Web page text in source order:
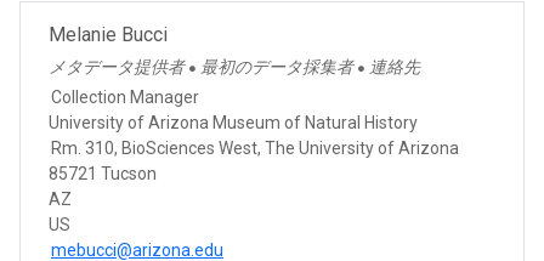
Melanie Bucci
メタデータ提供者 ● 最初のデータ採集者 ● 連絡先
Collection Manager
University of Arizona Museum of Natural History
Rm. 310, BioSciences West, The University of Arizona
85721 Tucson
AZ
US
mebucci@arizona.edu